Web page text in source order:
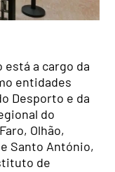
a cargo da
entidades
Desporto e da
do
Olhão,
Santo António,
de